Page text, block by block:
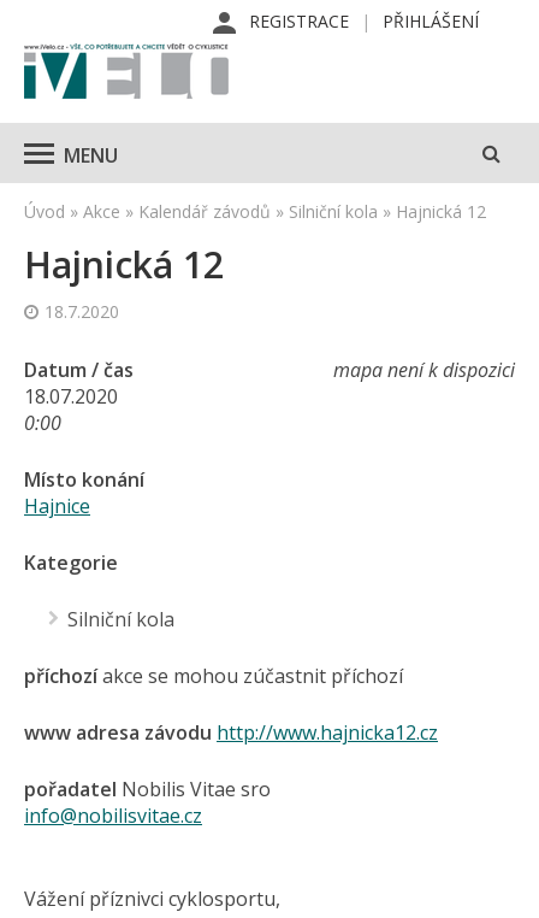
REGISTRACE PŘIHLÁŠENÍ
MENU
Úvod » Akce » Kalendář závodů » Silniční kola » Hajnická 12
Hajnická 12
18.7.2020
mapa není k dispozici
Datum / čas
18.07.2020
0:00
Místo konání
Hajnice
Kategorie
Silniční kola
příchozíakce se mohou zúčastnit příchozí
www adresa závodu http://www.hajnicka12.cz
pořadatel Nobilis Vitae sro
info@nobilisvitae.cz
Vážení příznivci cyklosportu,